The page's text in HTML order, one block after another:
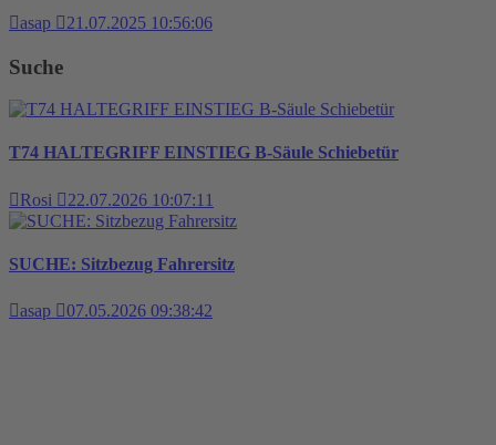
asap 21.07.2025 10:56:06
Suche
T74 HALTEGRIFF EINSTIEG B-Säule Schiebetür
Rosi 22.07.2026 10:07:11
SUCHE: Sitzbezug Fahrersitz
asap 07.05.2026 09:38:42